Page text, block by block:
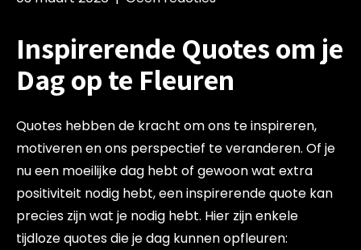
Inspirerende Quotes om je
Dag op te Fleuren
Quotes hebben de kracht om ons te inspireren,
motiveren en ons perspectief te veranderen. Of je
nu een moeilijke dag hebt of gewoon wat extra
positiviteit nodig hebt, een inspirerende quote kan
precies zijn wat je nodig hebt. Hier zijn enkele
tijdloze quotes die je dag kunnen opfleuren: